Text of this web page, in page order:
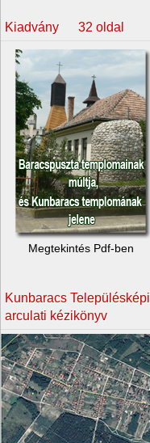
Kiadvány 32 oldal
Megtekintés Pdf-ben
Kunbaracs Településképi
arculati kézikönyv